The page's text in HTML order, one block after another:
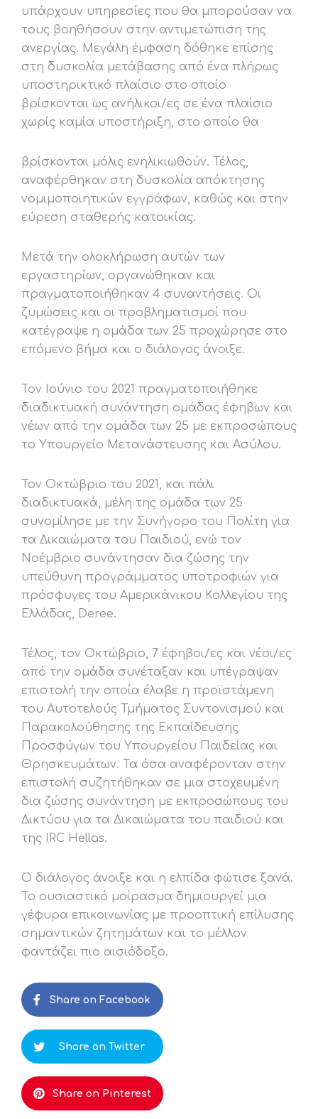
υπάρχουν υπηρεσίες που θα μπορούσαν να
τους βοηθήσουν στην αντιμετώπιση της
ανεργίας. Μεγάλη έμφαση δόθηκε επίσης
στη δυσκολία μετάβασης από ένα πλήρως
υποστηρικτικό πλαίσιο στο οποίο
βρίσκονται ως ανήλικοι/ες σε ένα πλαίσιο
χωρίς καμία υποστήριξη, στο οποίο θα
βρίσκονται μόλις ενηλικιωθούν. Τέλος,
αναφέρθηκαν στη δυσκολία απόκτησης
νομιμοποιητικών εγγράφων, καθώς και στην
εύρεση σταθερής κατοικίας.
Μετά την ολοκλήρωση αυτών των
εργαστηρίων, οργανώθηκαν και
πραγματοποιήθηκαν 4 συναντήσεις. Οι
ζυμώσεις και οι προβληματισμοί που
κατέγραψε η ομάδα των 25 προχώρησε στο
επόμενο βήμα και ο διάλογος άνοιξε.
Τον Ιούνιο του 2021 πραγματοποιήθηκε
διαδικτυακή συνάντηση ομάδας έφηβων και
νέων από την ομάδα των 25 με εκπροσώπους
το Υπουργείο Μετανάστευσης και Ασύλου.
Τον Οκτώβριο του 2021, και πάλι
διαδικτυακά, μέλη της ομάδα των 25
συνομίλησε με την Συνήγορο του Πολίτη για
τα Δικαιώματα του Παιδιού, ενώ τον
Νοέμβριο συνάντησαν δια ζώσης την
υπεύθυνη προγράμματος υποτροφιών για
πρόσφυγες του Αμερικάνικου Κολλεγίου της
Ελλάδας, Deree.
Τέλος, τον Οκτώβριο, 7 έφηβοι/ες και νέοι/ες
από την ομάδα συνέταξαν και υπέγραψαν
επιστολή την οποία έλαβε η προϊστάμενη
του Αυτοτελούς Τμήματος Συντονισμού και
Παρακολούθησης της Εκπαίδευσης
Προσφύγων του Υπουργείου Παιδείας και
Θρησκευμάτων. Τα όσα αναφέρονταν στην
επιστολή συζητήθηκαν σε μια στοχευμένη
δια ζώσης συνάντηση με εκπροσώπους του
Δικτύου για τα Δικαιώματα του παιδιού και
της IRC Hellas.
Ο διάλογος άνοιξε και η ελπίδα φώτισε ξανά.
Το ουσιαστικό μοίρασμα δημιουργεί μια
γέφυρα επικοινωνίας με προοπτική επίλυσης
σημαντικών ζητημάτων και το μέλλον
φαντάζει πιο αισιόδοξο.
Share on Facebook
Share on Twitter
Share on Pinterest